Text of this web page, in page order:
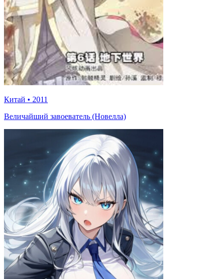
Китай • 2011
Величайший завоеватель (Новелла)